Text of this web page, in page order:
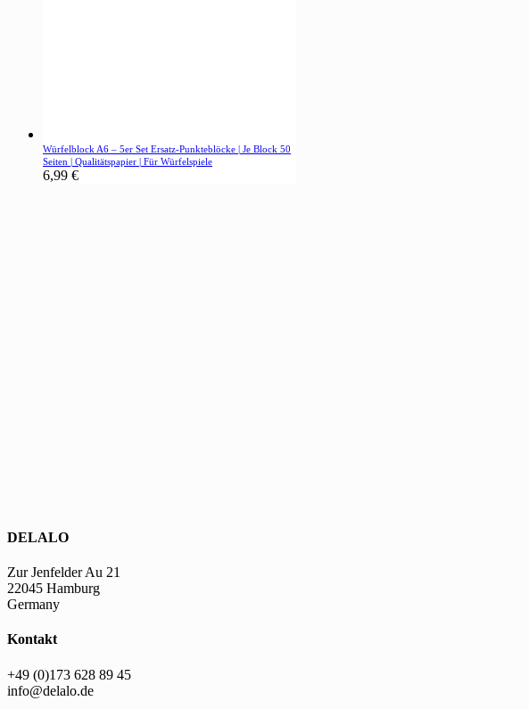
Würfelblock A6 – 5er Set Ersatz-Punkteblöcke | Je Block 50
Seiten | Qualitätspapier | Für Würfelspiele
6,99 €
DELALO
Zur Jenfelder Au 21
22045 Hamburg
Germany
Kontakt
+49 (0)173 628 89 45
info@delalo.de